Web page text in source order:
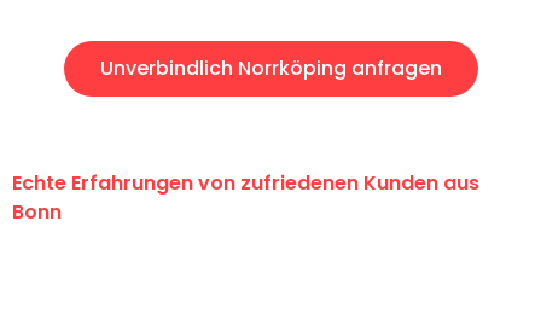
Unverbindlich Norrköping anfragen
Echte Erfahrungen von zufriedenen Kunden aus
Bonn